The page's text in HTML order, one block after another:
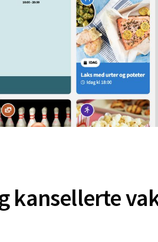
kansellerte